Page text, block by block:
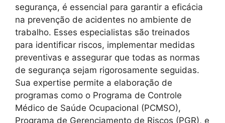
segurança, é essencial para garantir a eficácia
na prevenção de acidentes no ambiente de
trabalho. Esses especialistas são treinados
para identificar riscos, implementar medidas
preventivas e assegurar que todas as normas
de segurança sejam rigorosamente seguidas.
Sua expertise permite a elaboração de
programas como o Programa de Controle
Médico de Saúde Ocupacional (PCMSO),
Programa de Gerenciamento de Riscos (PGR), e